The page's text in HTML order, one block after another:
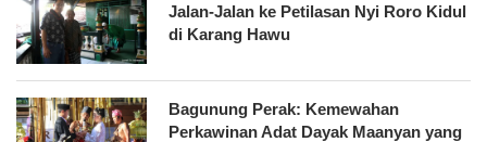
Jalan-Jalan ke Petilasan Nyi Roro Kidul
di Karang Hawu
Bagunung Perak: Kemewahan
Perkawinan Adat Dayak Maanyan yang